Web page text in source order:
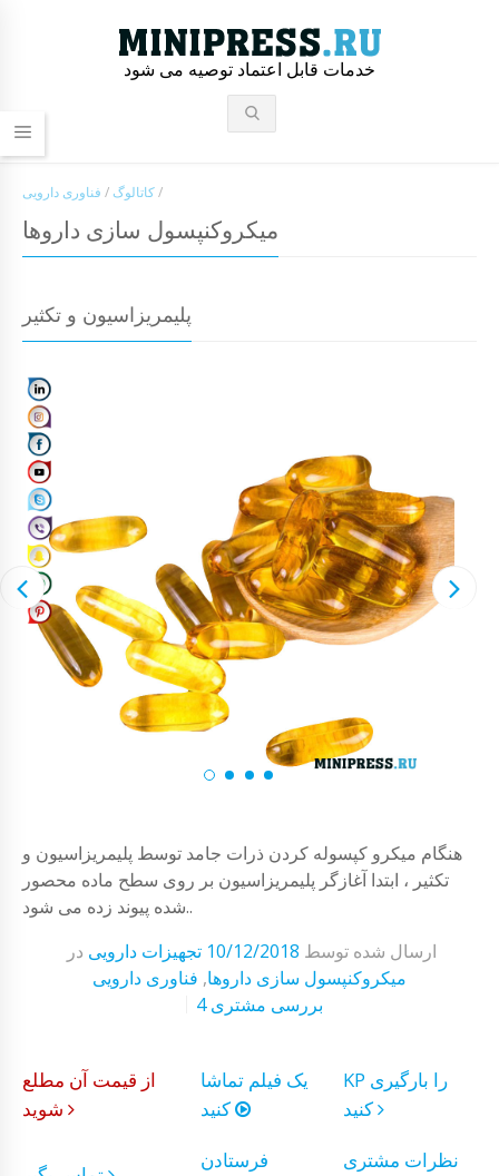
خدمات قابل اعتماد توصیه می شود
کاتالوگ / فناوری دارویی /
میکروکنپسول سازی داروها
پلیمریزاسیون و تکثیر
هنگام میکرو کپسوله کردن ذرات جامد توسط پلیمریزاسیون و
تکثیر ، ابتدا آغازگر پلیمریزاسیون بر روی سطح ماده محصور
شده پیوند زده می شود..
ارسال شده توسط 10/12/2018 تجهیزات دارویی در
میکروکنپسول سازی داروها, فناوری دارویی
4 بررسی مشتری
از قیمت آن مطلع
یک فیلم تماشا
KP را بارگیری
فرستادن
نظرات مشتری